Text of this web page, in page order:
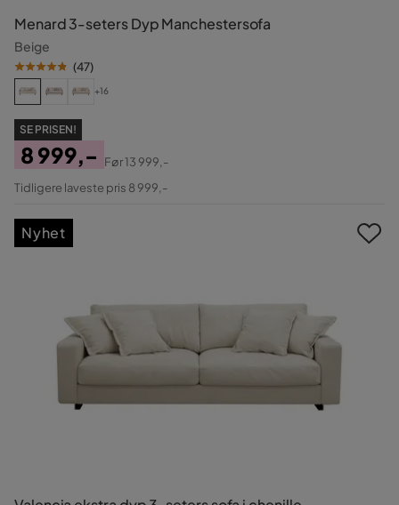
Menard 3-seters Dyp Manchestersofa
Beige
(47)
+16
SE PRISEN!
Pris
8 999,-
Original
Før13 999,-
Tidligere laveste pris 8 999,-
Nyhet